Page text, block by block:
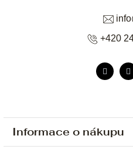
Informace o nákupu
info
+420